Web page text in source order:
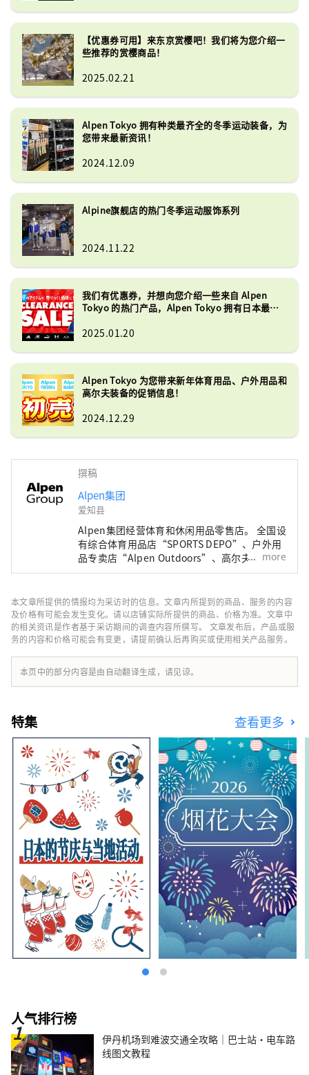
Snow Peaks、Soto、Majesty 和
Honma。
【优惠券可用】来东京赏樱吧！我们将为您介绍一
些推荐的赏樱商品！
2025.02.21
Alpen Tokyo 拥有种类最齐全的冬季运动装备，为
您带来最新资讯！
2024.12.09
Alpine旗舰店的热门冬季运动服饰系列
2024.11.22
我们有优惠券，并想向您介绍一些来自 Alpen
Tokyo 的热门产品，Alpen Tokyo 拥有日本最大
2025.01.20
Alpen Tokyo 为您带来新年体育用品、户外用品和
高尔夫装备的促销信息！
2024.12.29
撰稿
Alpen集团
爱知县
Alpen集团经营体育和休闲用品零售店。 全国设
有综合体育用品店“SPORTS DEPO”、户外用
品专卖店“Alpen Outdoors”、高尔夫专卖店
“GOLF5”，销售知名运动品牌的体育用品。
品和服务选择，以满足所有运动爱好者的需求。
more
本文章所提供的情报均为采访时的信息。文章内所提到的商品、服务的内容
及价格有可能会发生变化。请以店铺实际所提供的商品、价格为准。文章中
的相关资讯是作者基于采访期间的调查内容所撰写。 文章发布后，产品或服
务的内容和价格可能会有变更，请提前确认后再购买或使用相关产品服务。
本页中的部分内容是由自动翻译生成，请见谅。
特集 查看更多
人气排行榜
伊丹机场到难波交通全攻略｜巴士站・电车路
线图文教程